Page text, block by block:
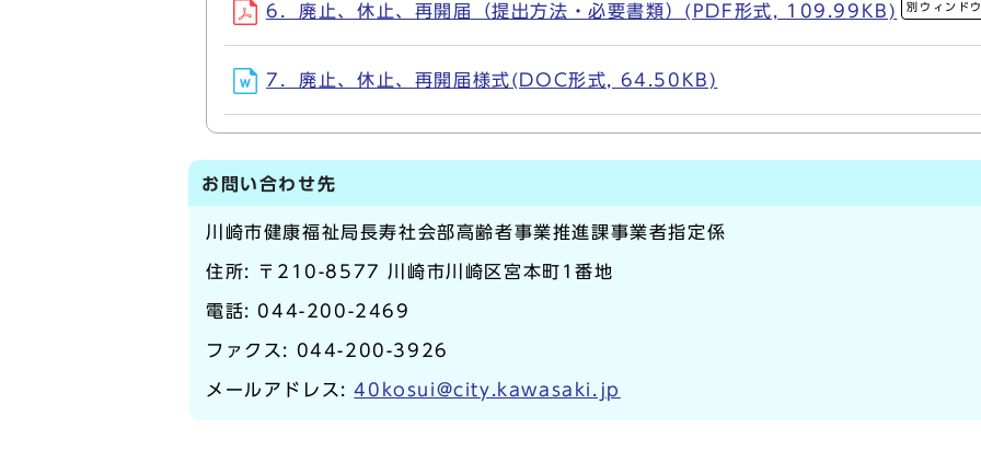
6．廃止、休止、再開届（提出方法・必要書類）(PDF形式, 109.99KB) 別ウィンド
7．廃止、休止、再開届様式(DOC形式, 64.50KB)
お問い合わせ先
川崎市健康福祉局長寿社会部高齢者事業推進課事業者指定係
住所: 〒210-8577 川崎市川崎区宮本町1番地
電話: 044-200-2469
ファクス: 044-200-3926
メールアドレス:40kosui@city.kawasaki.jp